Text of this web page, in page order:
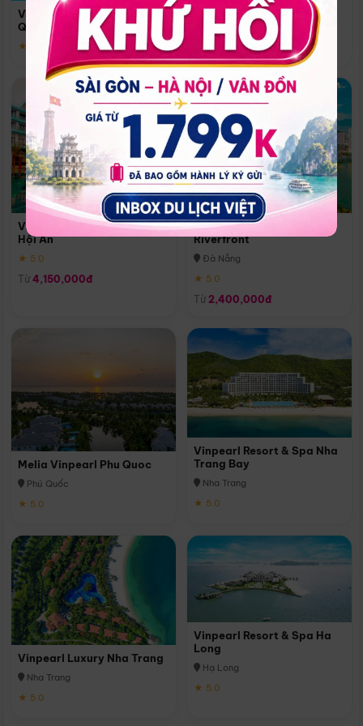
Vinpearl Resort & Spa Phu
Quoc
★ 5.0
Quoc
Phú Quốc
★ 5.0
Vinpearl Resort & Golf Nam
Hội An
★ 5.0
Từ 4,150,000đ
Melia Vinpearl Danang
Riverfront
Đà Nẵng
★ 5.0
Từ 2,400,000đ
Melia Vinpearl Phu Quoc
Phú Quốc
★ 5.0
Vinpearl Resort & Spa Nha
Trang Bay
Nha Trang
★ 5.0
Vinpearl Luxury Nha Trang
Nha Trang
★ 5.0
Vinpearl Resort & Spa Ha
Long
Hạ Long
★ 5.0